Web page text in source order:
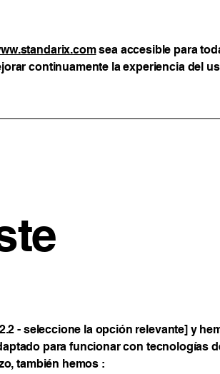
sea accesible para
continuamente la experiencia del
- seleccione la opción relevante] y
para funcionar con tecnologías
también hemos :